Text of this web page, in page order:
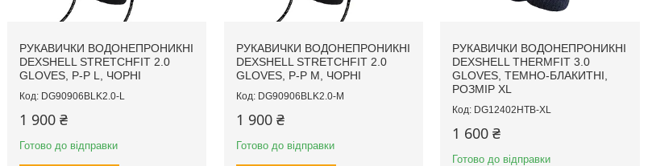
РУКАВИЧКИ ВОДОНЕПРОНИКНІ
DEXSHELL STRETCHFIT 2.0
GLOVES, Р-Р L, ЧОРНІ
DG90906BLK2.0-L
1 900 ₴
Готово до відправки
РУКАВИЧКИ ВОДОНЕПРОНИКНІ
DEXSHELL STRETCHFIT 2.0
GLOVES, Р-Р M, ЧОРНІ
DG90906BLK2.0-M
1 900 ₴
Готово до відправки
РУКАВИЧКИ ВОДОНЕПРОНИКНІ
DEXSHELL THERMFIT 3.0
GLOVES, ТЕМНО-БЛАКИТНІ,
РОЗМІР XL
DG12402HTB-XL
1 600 ₴
Готово до відправки